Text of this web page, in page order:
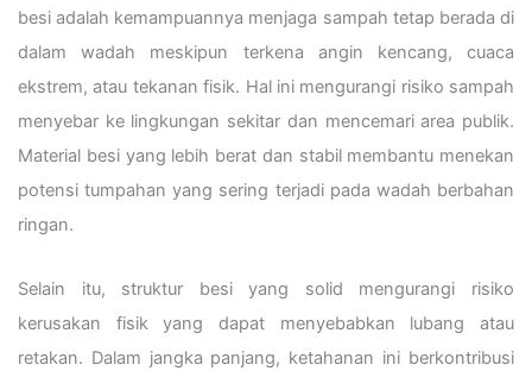
besi adalah kemampuannya menjaga sampah tetap berada di
dalam wadah meskipun terkena angin kencang, cuaca
ekstrem, atau tekanan fisik. Hal ini mengurangi risiko sampah
menyebar ke lingkungan sekitar dan mencemari area publik.
Material besi yang lebih berat dan stabil membantu menekan
potensi tumpahan yang sering terjadi pada wadah berbahan
ringan.
Selain itu, struktur besi yang solid mengurangi risiko
kerusakan fisik yang dapat menyebabkan lubang atau
retakan. Dalam jangka panjang, ketahanan ini berkontribusi